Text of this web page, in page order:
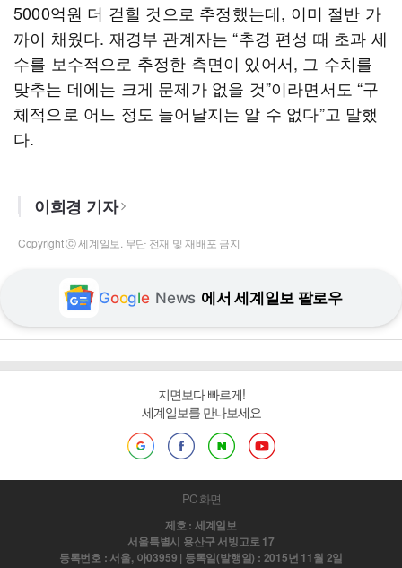
5000억원 더 걷힐 것으로 추정했는데, 이미 절반 가
까이 채웠다. 재경부 관계자는 “추경 편성 때 초과 세
수를 보수적으로 추정한 측면이 있어서, 그 수치를
맞추는 데에는 크게 문제가 없을 것”이라면서도 “구
체적으로 어느 정도 늘어날지는 알 수 없다”고 말했
다.
이희경 기자
Copyright ⓒ 세계일보. 무단 전재 및 재배포 금지
Google News 에서 세계일보 팔로우
지면보다 빠르게!
세계일보를 만나보세요
PC 화면
제호 : 세계일보
서울특별시 용산구 서빙고로 17
등록번호 : 서울, 아03959 | 등록일(발행일) : 2015년 11월 2일